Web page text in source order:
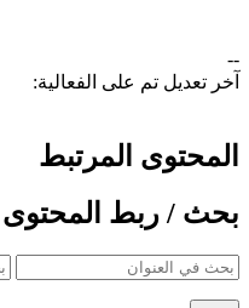
--
آخر تعديل تم على الفعالية:
المحتوى المرتبط
بحث / ربط المحتوى